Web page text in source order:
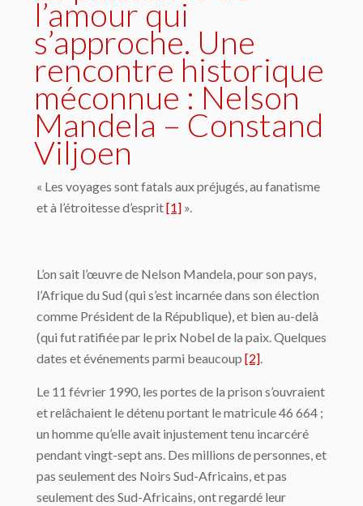
l’amour qui
s’approche. Une
rencontre historique
méconnue : Nelson
Mandela – Constand
Viljoen
« Les voyages sont fatals aux préjugés, au fanatisme
et à l’étroitesse d’esprit[1] ».
L’on sait l’œuvre de Nelson Mandela, pour son pays,
l’Afrique du Sud (qui s’est incarnée dans son élection
comme Président de la République), et bien au-delà
(qui fut ratifiée par le prix Nobel de la paix. Quelques
dates et événements parmi beaucoup [2].
Le 11 février 1990, les portes de la prison s’ouvraient
et relâchaient le détenu portant le matricule 46 664 ;
un homme qu’elle avait injustement tenu incarcéré
pendant vingt-sept ans. Des millions de personnes, et
pas seulement des Noirs Sud-Africains, et pas
seulement des Sud-Africains, ont regardé leur